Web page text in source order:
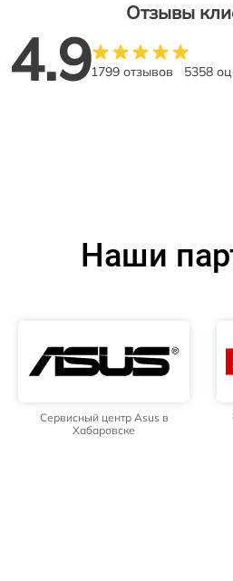
Отзывы
4.91799 отзывов 5358
Наши
Сервисный центр Asus в
Хабаровске